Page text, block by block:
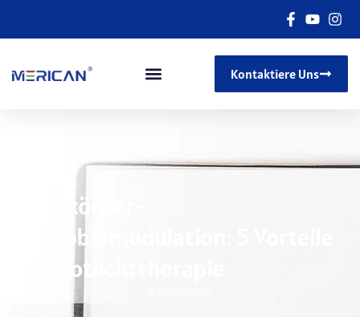
Kontaktiere Uns
Ganzkörper-
Photobiomodulation: 5 Vorteile
Der Rotlichttherapie